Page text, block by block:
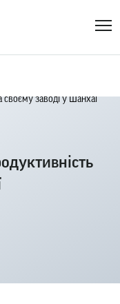
своєму заводі у Шанхаї